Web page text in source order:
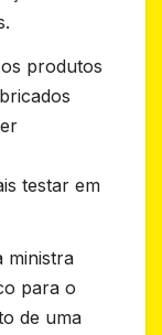
produtos
testar em
ministra
para o
de uma